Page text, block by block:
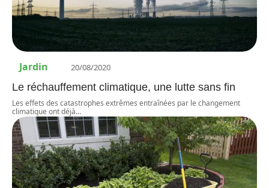
Jardin 20/08/2020
Le réchauffement climatique, une lutte sans fin
Les effets des catastrophes extrêmes entraînées par le changement
climatique ont déjà…